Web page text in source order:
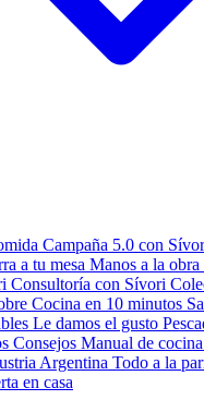
Campaña 5.0 con
a tu mesa Manos a la obra
Consultoría con Sívori
Cocina en 10 minutos
Le damos el gusto
Consejos Manual de cocina
Argentina Todo a la
en casa